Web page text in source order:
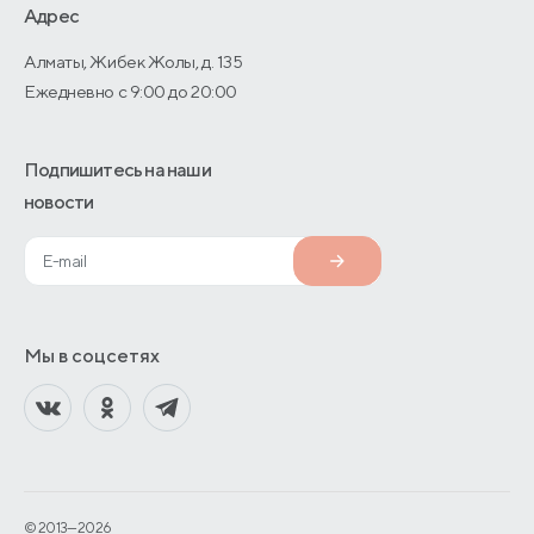
Адрес
Алматы, Жибек Жолы, д. 135
Ежедневно с 9:00 до 20:00
Подпишитесь на наши
новости
Мы в соцсетях
© 2013—2026